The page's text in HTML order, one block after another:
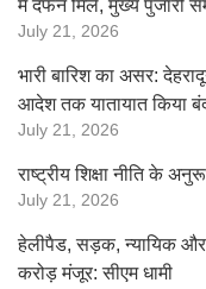
में दफन मिले, मुख्य पुजारी
July 21, 2026
भारी बारिश का असर:
आदेश तक यातायात किया
July 21, 2026
राष्ट्रीय शिक्षा नीति के
July 21, 2026
हेलीपैड, सड़क, न्यायिक और
करोड़ मंजूर: सीएम धामी